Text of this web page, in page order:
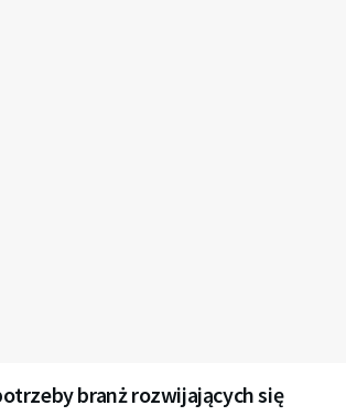
branż rozwijających się